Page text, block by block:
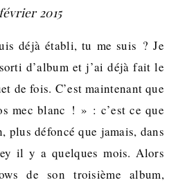
2015
déjà établi, tu me suis ? Je
d’album et j’ai déjà fait le
de fois. C’est maintenant que
mec blanc ! » : c’est ce que
plus défoncé que jamais, dans
il y a quelques mois. Alors
de son troisième album,